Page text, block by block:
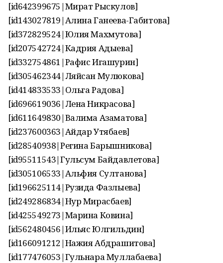
[id642399675|Мират Рыскулов]
[id143027819|Алина Ганеева-Габитова]
[id372829524|Юлия Махмутова]
[id207542724|Кадрия Адыева]
[id332754861|Рафис Игашурин]
[id305462344|Ляйсан Мулюкова]
[id414833533|Ольга Радова]
[id696619036|Лена Никрасова]
[id611649830|Валима Азаматова]
[id237600363|Айдар Утябаев]
[id28540938|Регина Барышникова]
[id95511543|Гульсум Байдавлетова]
[id305106533|Альфия Султанова]
[id196625114|Рузида Фазлыева]
[id249286834|Нур Мирасбаев]
[id425549273|Марина Ковина]
[id562480456|Ильяс Юлгильдин]
[id166091212|Нажия Абдрашитова]
[id177476053|Гульнара Муллабаева]